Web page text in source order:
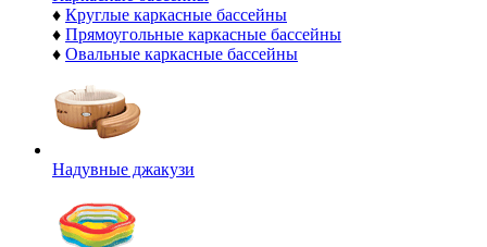
♦ Круглые каркасные бассейны
♦ Прямоугольные каркасные бассейны
♦ Овальные каркасные бассейны
Надувные джакузи